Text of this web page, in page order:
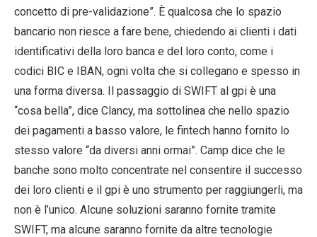
concetto di pre-validazione”. È qualcosa che lo spazio
bancario non riesce a fare bene, chiedendo ai clienti i dati
identificativi della loro banca e del loro conto, come i
codici BIC e IBAN, ogni volta che si collegano e spesso in
una forma diversa. Il passaggio di SWIFT al gpi è una
“cosa bella”, dice Clancy, ma sottolinea che nello spazio
dei pagamenti a basso valore, le fintech hanno fornito lo
stesso valore “da diversi anni ormai”. Camp dice che le
banche sono molto concentrate nel consentire il successo
dei loro clienti e il gpi è uno strumento per raggiungerli, ma
non è l’unico. Alcune soluzioni saranno fornite tramite
SWIFT, ma alcune saranno fornite da altre tecnologie